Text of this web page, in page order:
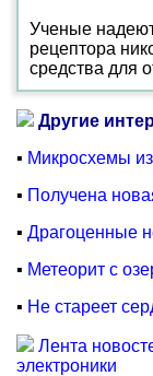
Ученые
рецептора
средства для
Другие
▪ Микросхемы
▪ Получена
▪ Драгоценные
▪ Метеорит с
▪ Не стареет
Лента
электроники